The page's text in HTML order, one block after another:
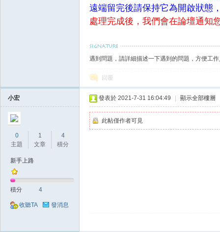
遠端留完後請保持它為開啟狀態
處理完成後，我們會在論壇通知
遇到問題，請詳細描述一下遇到的問題，方便工
回覆
小宏
0
主題
1
文章
4
積分
新手上路
積分 4
收聽TA 發消息
發表於 2021-7-31 16:04:49 顯示全部樓層
此帖僅作者可見